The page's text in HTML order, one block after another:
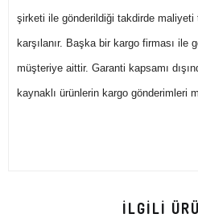
şirketi ile gönderildiği takdirde maliyeti
karşılanır. Başka bir kargo firması ile
müşteriye aittir. Garanti kapsamı
kaynaklı ürünlerin kargo gönderimleri
İLGILI